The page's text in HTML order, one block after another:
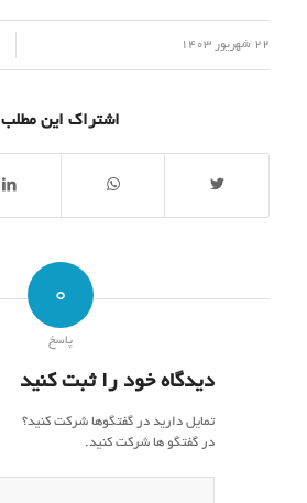
22 شهریور 1403
اشتراک این مطلب
0
پاسخ
دیدگاه خود را ثبت کنید
تمایل دارید در گفتگوها شرکت کنید؟
در گفتگو ها شرکت کنید.